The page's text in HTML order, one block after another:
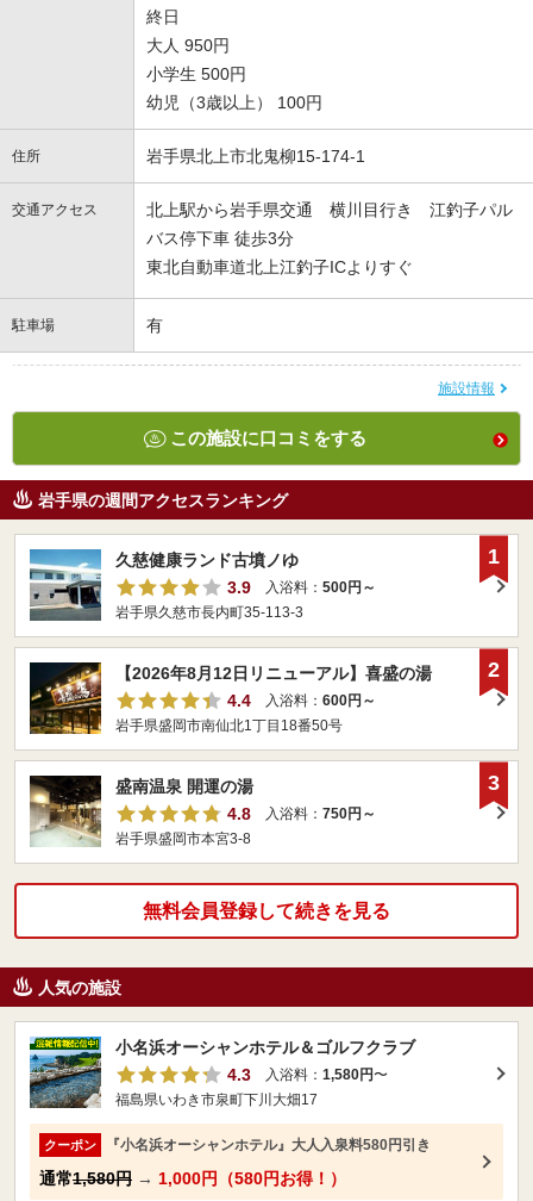
終日
大人 950円
小学生 500円
幼児（3歳以上） 100円
住所 岩手県北上市北鬼柳15-174-1
交通アクセス
北上駅から岩手県交通 横川目行き 江釣子パル
バス停下車 徒歩3分
東北自動車道北上江釣子ICよりすぐ
駐車場 有
施設情報
この施設に口コミをする
岩手県の週間アクセスランキング
久慈健康ランド古墳ノゆ
3.9
入浴料： 500円～
岩手県久慈市長内町35-113-3
1
【2026年8月12日リニューアル】喜盛の湯
4.4
入浴料： 600円～
岩手県盛岡市南仙北1丁目18番50号
2
盛南温泉 開運の湯
4.8
入浴料： 750円～
岩手県盛岡市本宮3-8
3
無料会員登録して続きを見る
人気の施設
小名浜オーシャンホテル＆ゴルフクラブ
4.3
入浴料： 1,580円〜
福島県いわき市泉町下川大畑17
クーポン 『小名浜オーシャンホテル』大人入泉料580円引き
通常1,580円 → 1,000円（580円お得！）